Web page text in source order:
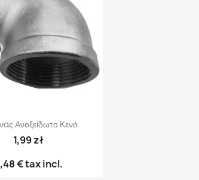
προβολή
Ανοξείδωτο Κενό
1,99 zł
€tax incl.